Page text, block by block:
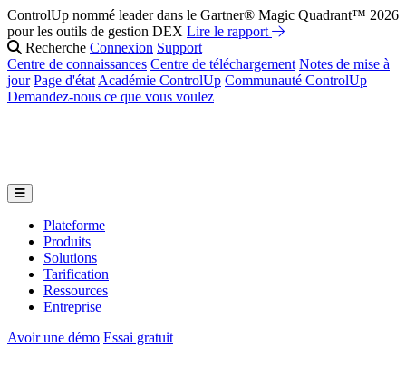
ControlUp nommé leader dans le Gartner® Magic Quadrant™ 2026
pour les outils de gestion DEX Lire le rapport
Recherche Connexion Support
Centre de connaissances Centre de téléchargement Notes de mise à
jour Page d'état Académie ControlUp Communauté ControlUp
Demandez-nous ce que vous voulez
Plateforme
Produits
Solutions
Tarification
Ressources
Entreprise
Avoir une démo Essai gratuit